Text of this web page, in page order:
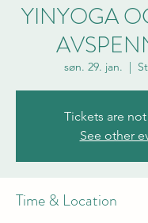
YINYOGA
søn. 29. jan.
  |
Tickets are
See other
Time & Location